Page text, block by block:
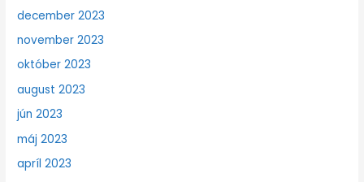
december 2023
november 2023
október 2023
august 2023
jún 2023
máj 2023
apríl 2023